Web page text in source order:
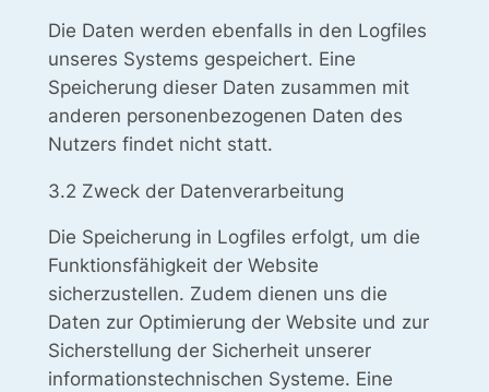
Die Daten werden ebenfalls in den Logfiles
unseres Systems gespeichert. Eine
Speicherung dieser Daten zusammen mit
anderen personenbezogenen Daten des
Nutzers findet nicht statt.
3.2 Zweck der Datenverarbeitung
Die Speicherung in Logfiles erfolgt, um die
Funktionsfähigkeit der Website
sicherzustellen. Zudem dienen uns die
Daten zur Optimierung der Website und zur
Sicherstellung der Sicherheit unserer
informationstechnischen Systeme. Eine